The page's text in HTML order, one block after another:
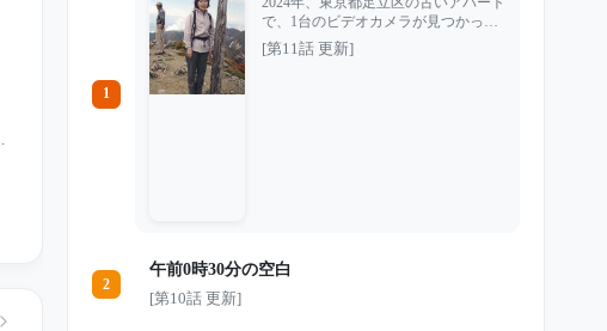
1
で、1台のビデオカメラが見つかっ
た。 持ち主は孤独死した60代の男。
クローゼットの奥に隠されていた登山
のまま15年が過ぎる。 そして発見さ
[第11話 更新]
2
午前0時30分の空白
[第10話 更新]